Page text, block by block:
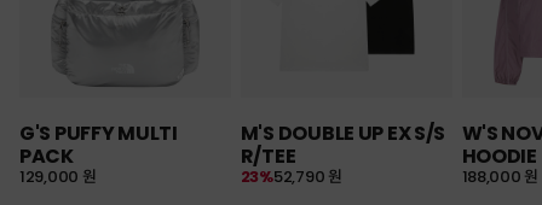
G'S PUFFY MULTI
PACK
129,000 원
M'S DOUBLE UP EX S/S
R/TEE
52,790 원
23%
W'S
HOODIE
188,000 원